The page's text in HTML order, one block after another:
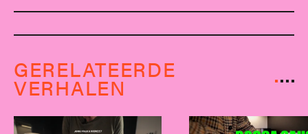
GERELATEERDE
VERHALEN